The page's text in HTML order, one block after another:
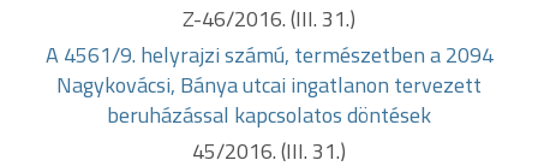
Z-46/2016. (III. 31.)
A 4561/9. helyrajzi számú, természetben a 2094
Nagykovácsi, Bánya utcai ingatlanon tervezett
beruházással kapcsolatos döntések
45/2016. (III. 31.)